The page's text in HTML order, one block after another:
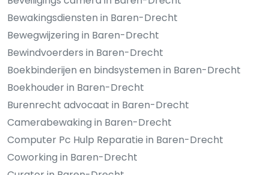
Bewakingsdiensten in Baren-Drecht
Bewegwijzering in Baren-Drecht
Bewindvoerders in Baren-Drecht
Boekbinderijen en bindsystemen in Baren-Drecht
Boekhouder in Baren-Drecht
Burenrecht advocaat in Baren-Drecht
Camerabewaking in Baren-Drecht
Computer Pc Hulp Reparatie in Baren-Drecht
Coworking in Baren-Drecht